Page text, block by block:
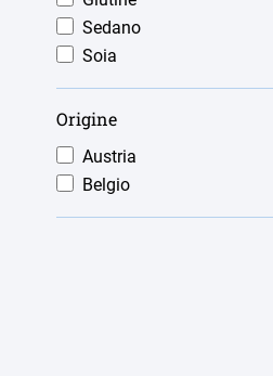
Sedano
Soia
Origine
Austria
Belgio